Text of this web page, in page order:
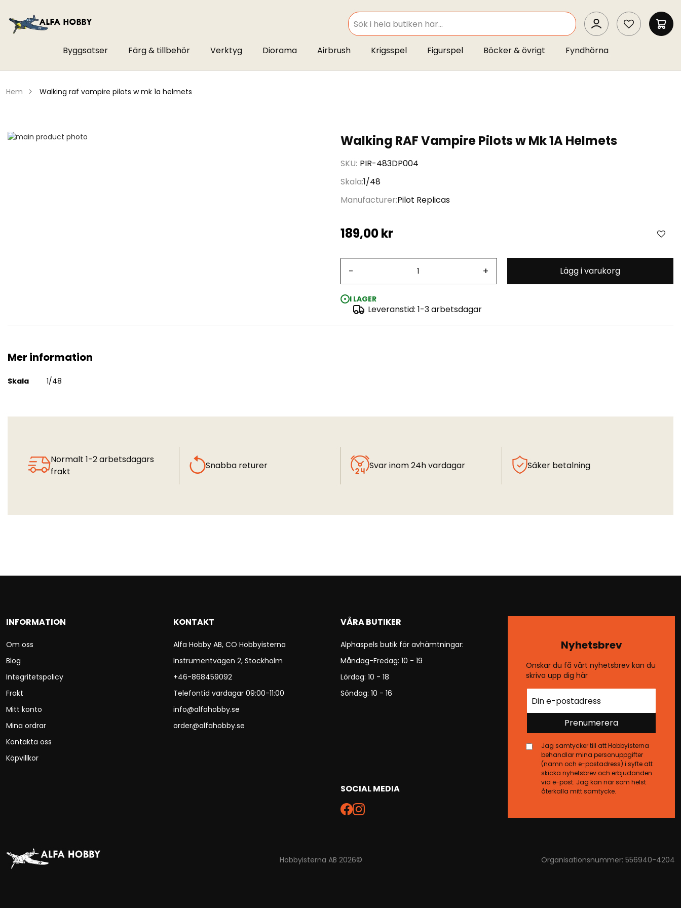
SEARCH
SEARCH
MIN
Byggsatser Färg & tillbehör Verktyg Diorama Airbrush Krigsspel Figurspel Böcker & övrigt Fyndhörna
hem walking raf vampire pilots w mk 1a helmets
Walking RAF Vampire Pilots w Mk 1A Helmets
SKU PIR-483DP004
Skala1/48
Manufacturer Pilot Replicas
189,00 kr
- + Lägg i varukorg
I LAGER
Leveranstid: 1-3 arbetsdagar
Hoppa
Mer information
Mer
Skala 1/48
Normalt 1-2 arbetsdagars
frakt
Snabba returer Svar inom 24h vardagar Säker betalning
INFORMATION
Om oss
Blog
Integritetspolicy
Frakt
Mitt konto
Mina ordrar
Kontakta oss
Köpvillkor
KONTAKT
Alfa Hobby AB, CO Hobbyisterna
Instrumentvägen 2, Stockholm
+46-868459092
Telefontid vardagar 09:00-11:00
info@alfahobby.se
order@alfahobby.se
VÅRA BUTIKER
Alphaspels butik för avhämtningar:
Måndag-Fredag: 10 - 19
Lördag: 10 - 18
Söndag: 10 - 16
SOCIAL MEDIA
Nyhetsbrev
Önskar du få vårt nyhetsbrev kan du
skriva upp dig här
Prenumerera
Jag samtycker till att Hobbyisterna
behandlar mina personuppgifter
(namn och e-postadress) i syfte att
skicka nyhetsbrev och erbjudanden
via e-post. Jag kan när som helst
återkalla mitt samtycke.
Hobbyisterna AB 2026© Organisationsnummer: 556940-4204